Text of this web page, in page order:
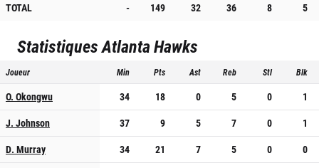
TOTAL
- 149 32 36 8 5
StatistiquesAtlanta Hawks
Joueur Min Pts Ast Reb Stl Blk
O. Okongwu 34 18 0 5 0
1
J. Johnson
37 9 5 7 0
1
D. Murray
34 21 7 5 0
0